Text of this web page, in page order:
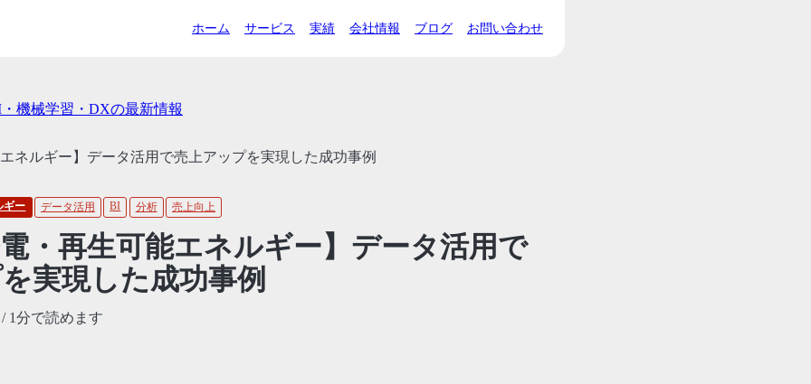
ホーム サービス 実績 会社情報 ブログ お問い合わせ
機械学習・DXの最新情報
ネルギー】データ活用で売上アップを実現した成功事例
ギー データ活用 BI 分析 売上向上
・再生可能エネルギー】データ活用で
実現した成功事例
1分で読めます